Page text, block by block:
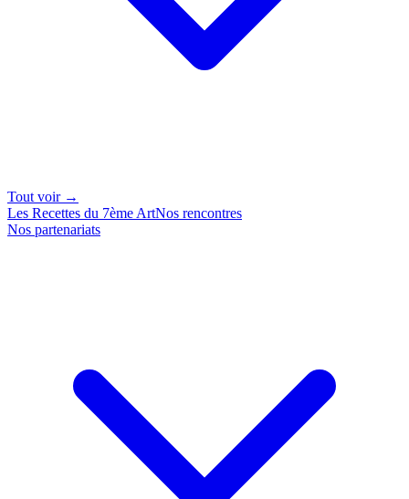
Tout voir →
Les Recettes du 7ème ArtNos rencontres
Nos partenariats